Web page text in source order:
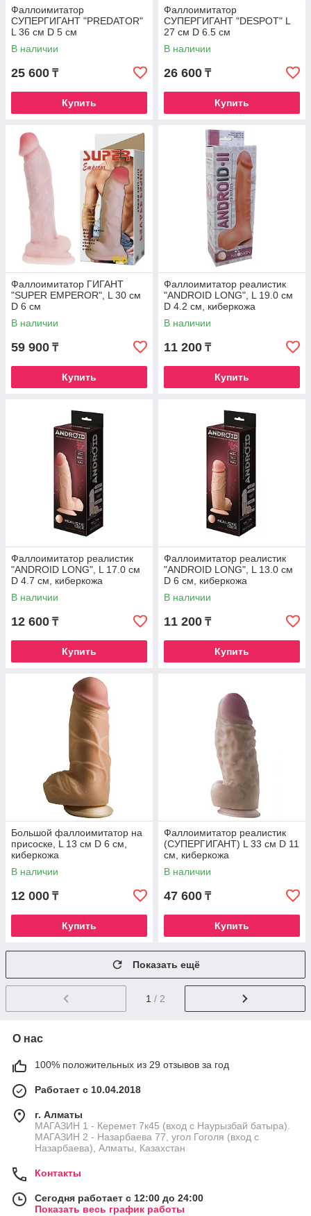
Фаллоимитатор
СУПЕРГИГАНТ "PREDATOR"
L 36 см D 5 см
В наличии
25 600 ₸
Купить
Фаллоимитатор
СУПЕРГИГАНТ "DESPOT" L
27 см D 6.5 см
В наличии
26 600 ₸
Купить
Фаллоимитатор ГИГАНТ
"SUPER EMPEROR", L 30 см
D 6 см
В наличии
59 900 ₸
Купить
Фаллоимитатор реалистик
"ANDROID LONG", L 19.0 см
D 4.2 см, киберкожа
В наличии
11 200 ₸
Купить
Фаллоимитатор реалистик
"ANDROID LONG", L 17.0 см
D 4.7 см, киберкожа
В наличии
12 600 ₸
Купить
Фаллоимитатор реалистик
"ANDROID LONG", L 13.0 см
D 6 см, киберкожа
В наличии
11 200 ₸
Купить
Большой фаллоимитатор на
присоске, L 13 см D 6 см,
киберкожа
В наличии
12 000 ₸
Купить
Фаллоимитатор реалистик
(СУПЕРГИГАНТ) L 33 см D 11
см, киберкожа
В наличии
47 600 ₸
Купить
Показать ещё
1 / 2
О нас
100% положительных из 29 отзывов за год
Работает с 10.04.2018
г. Алматы
МАГАЗИН 1 - Керемет 7к45 (вход с Наурызбай батыра).
МАГАЗИН 2 - Назарбаева 77, угол Гоголя (вход с
Назарбаева), Алматы, Казахстан
Контакты
Сегодня работает с 12:00 до 24:00
Показать весь график работы